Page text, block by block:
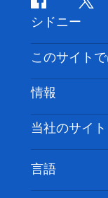
フ
ェ
イ
ス
ブ
ッ
ク
ツ
ッ
タ
ー
シドニー
お問い合わせ
免責事項
クッキーに関
このサイト
目的地
やるべきこと
イベント
宿泊施設
情報
旅行情報
アクセシブル
ビジネスを登録
当社のサイト
言語